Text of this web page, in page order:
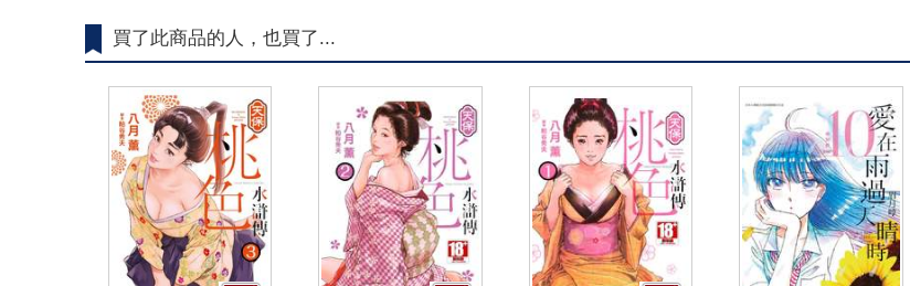
買了此商品的人，也買了...